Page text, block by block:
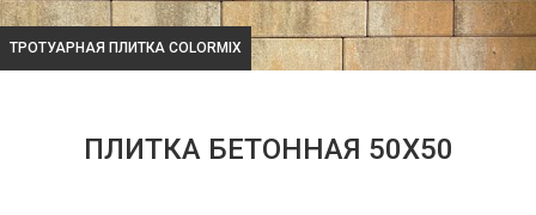
ТРОТУАРНАЯ ПЛИТКА COLORMIX
ПЛИТКА БЕТОННАЯ 50Х50